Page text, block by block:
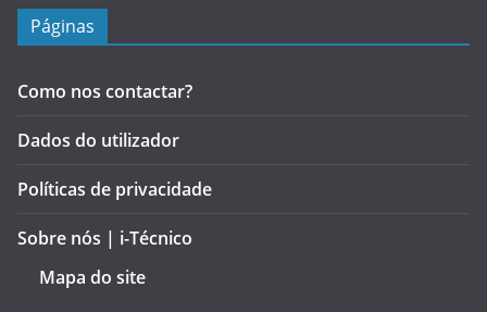
Páginas
Como nos contactar?
Dados do utilizador
Políticas de privacidade
Sobre nós | i-Técnico
Mapa do site